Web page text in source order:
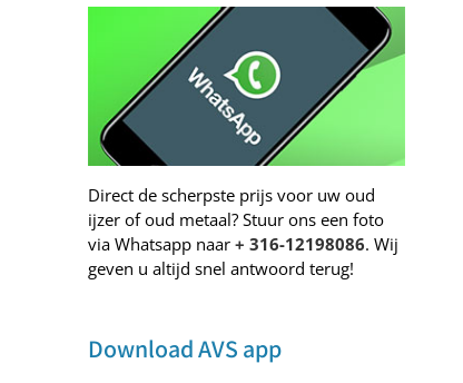
Direct de scherpste prijs voor uw oud
ijzer of oud metaal? Stuur ons een foto
via Whatsapp naar + 316-12198086. Wij
geven u altijd snel antwoord terug!
Download AVS app